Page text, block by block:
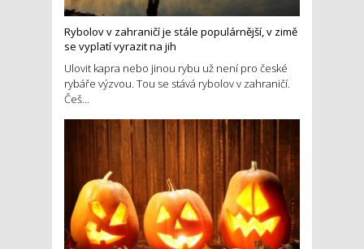
Rybolov v zahraničí je stále populárnější, v zimě
se vyplatí vyrazit na jih
Ulovit kapra nebo jinou rybu už není pro české
rybáře výzvou. Tou se stává rybolov v zahraničí.
Češ...